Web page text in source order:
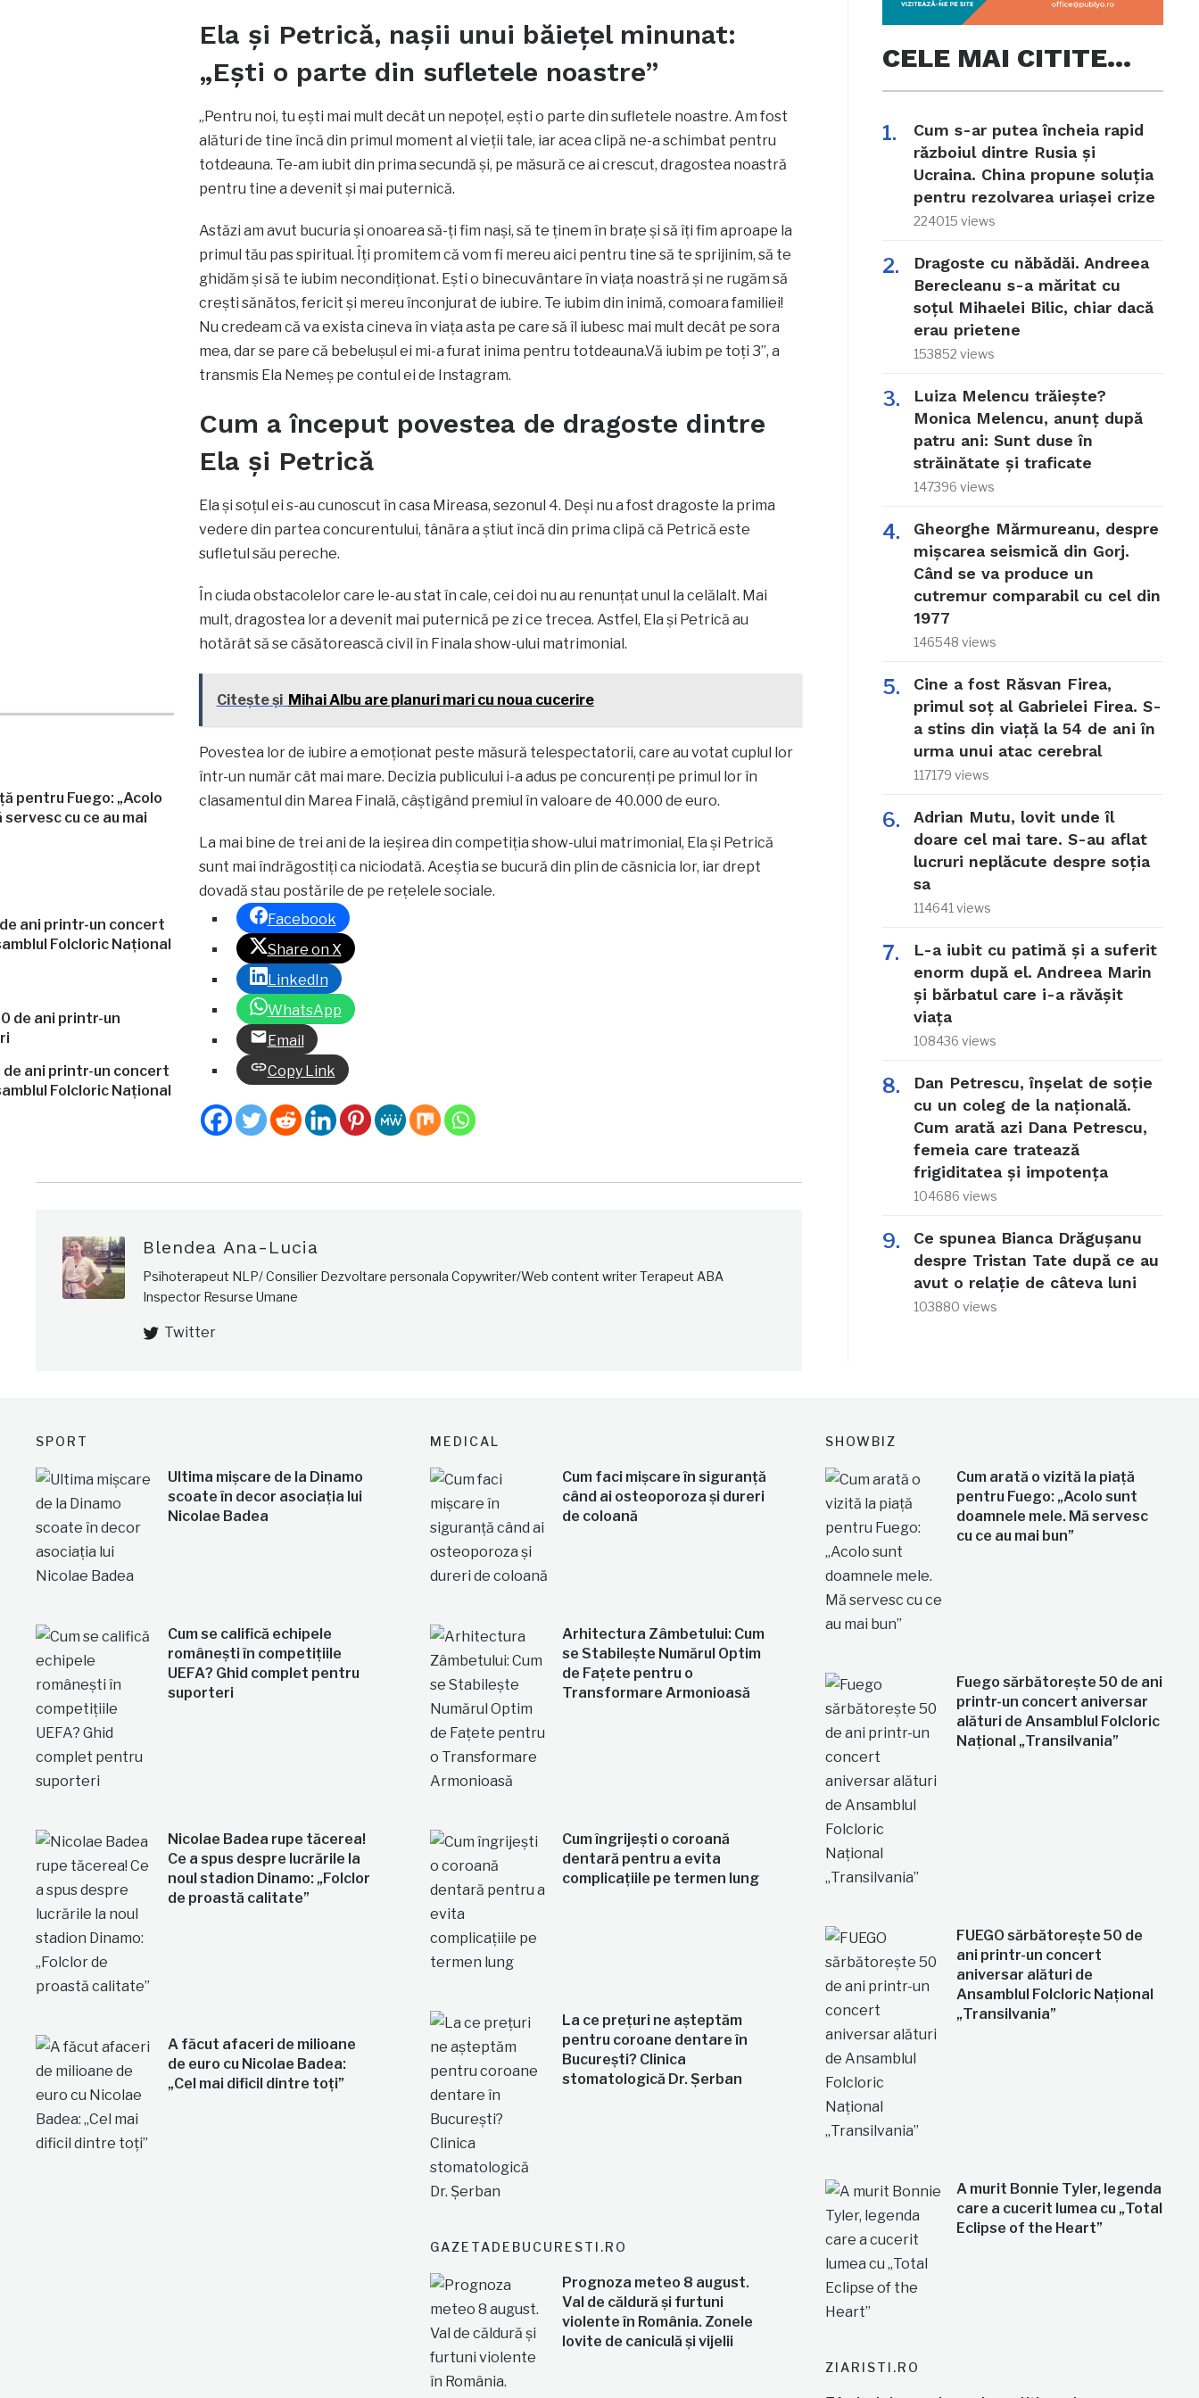
pentru Fuego: „Acolo
cu ce au mai
ani printr-un concert
Folcloric Național
de ani printr-un concert
Folcloric Național
Ela și Petrică, nașii unui băiețel minunat:
„Ești o parte din sufletele noastre”
„Pentru noi, tu ești mai mult decât un nepoțel, ești o parte din sufletele noastre. Am fost
alături de tine încă din primul moment al vieții tale, iar acea clipă ne-a schimbat pentru
totdeauna. Te-am iubit din prima secundă și, pe măsură ce ai crescut, dragostea noastră
pentru tine a devenit și mai puternică.
Astăzi am avut bucuria și onoarea să-ți fim nași, să te ținem în brațe și să îți fim aproape la
primul tău pas spiritual. Îți promitem că vom fi mereu aici pentru tine să te sprijinim, să te
ghidăm și să te iubim necondiționat. Ești o binecuvântare în viața noastră și ne rugăm să
crești sănătos, fericit și mereu înconjurat de iubire. Te iubim din inimă, comoara familiei!
Nu credeam că va exista cineva în viața asta pe care să îl iubesc mai mult decât pe sora
mea, dar se pare că bebelușul ei mi-a furat inima pentru totdeauna.Vă iubim pe toți 3”, a
transmis Ela Nemeș pe contul ei de Instagram.
Cum a început povestea de dragoste dintre
Ela și Petrică
Ela și soțul ei s-au cunoscut în casa Mireasa, sezonul 4. Deși nu a fost dragoste la prima
vedere din partea concurentului, tânăra a știut încă din prima clipă că Petrică este
sufletul său pereche.
În ciuda obstacolelor care le-au stat în cale, cei doi nu au renunțat unul la celălalt. Mai
mult, dragostea lor a devenit mai puternică pe zi ce trecea. Astfel, Ela și Petrică au
hotărât să se căsătorească civil în Finala show-ului matrimonial.
Citește și Mihai Albu are planuri mari cu noua cucerire
Povestea lor de iubire a emoționat peste măsură telespectatorii, care au votat cuplul lor
într-un număr cât mai mare. Decizia publicului i-a adus pe concurenți pe primul lor în
clasamentul din Marea Finală, câștigând premiul în valoare de 40.000 de euro.
La mai bine de trei ani de la ieșirea din competiția show-ului matrimonial, Ela și Petrică
sunt mai îndrăgostiți ca niciodată. Aceștia se bucură din plin de căsnicia lor, iar drept
dovadă stau postările de pe rețelele sociale.
Facebook
Share on X
LinkedIn
WhatsApp
Email
Copy Link
Blendea Ana-Lucia
Psihoterapeut NLP/ Consilier Dezvoltare personala Copywriter/Web content writer Terapeut ABA
Inspector Resurse Umane
Twitter
CELE MAI CITITE…
Cum s-ar putea încheia rapid
războiul dintre Rusia și
Ucraina. China propune soluția
pentru rezolvarea uriașei crize
224015 views
Dragoste cu năbădăi. Andreea
Berecleanu s-a măritat cu
soțul Mihaelei Bilic, chiar dacă
erau prietene
153852 views
Luiza Melencu trăiește?
Monica Melencu, anunț după
patru ani: Sunt duse în
străinătate și traficate
147396 views
Gheorghe Mărmureanu, despre
mișcarea seismică din Gorj.
Când se va produce un
cutremur comparabil cu cel din
1977
146548 views
Cine a fost Răsvan Firea,
primul soț al Gabrielei Firea. S-
a stins din viață la 54 de ani în
urma unui atac cerebral
117179 views
Adrian Mutu, lovit unde îl
doare cel mai tare. S-au aflat
lucruri neplăcute despre soția
sa
114641 views
L-a iubit cu patimă și a suferit
enorm după el. Andreea Marin
și bărbatul care i-a răvășit
viața
108436 views
Dan Petrescu, înșelat de soție
cu un coleg de la națională.
Cum arată azi Dana Petrescu,
femeia care tratează
frigiditatea și impotența
104686 views
Ce spunea Bianca Drăgușanu
despre Tristan Tate după ce au
avut o relație de câteva luni
103880 views
SPORT
Ultima mișcare de la Dinamo
scoate în decor asociația lui
Nicolae Badea
Cum se califică echipele
românești în competițiile
UEFA? Ghid complet pentru
suporteri
Nicolae Badea rupe tăcerea!
Ce a spus despre lucrările la
noul stadion Dinamo: „Folclor
de proastă calitate”
A făcut afaceri de milioane
de euro cu Nicolae Badea:
„Cel mai dificil dintre toți”
MEDICAL
Cum faci mișcare în siguranță
când ai osteoporoza și dureri
de coloană
Arhitectura Zâmbetului: Cum
se Stabilește Numărul Optim
de Fațete pentru o
Transformare Armonioasă
Cum îngrijești o coroană
dentară pentru a evita
complicațiile pe termen lung
La ce prețuri ne așteptăm
pentru coroane dentare în
București? Clinica
stomatologică Dr. Șerban
GAZETADEBUCURESTI.RO
Prognoza meteo 8 august.
Val de căldură și furtuni
violente în România. Zonele
lovite de caniculă și vijelii
SHOWBIZ
Cum arată o vizită la piață
pentru Fuego: „Acolo sunt
doamnele mele. Mă servesc
cu ce au mai bun”
Fuego sărbătorește 50 de ani
printr-un concert aniversar
alături de Ansamblul Folcloric
Național „Transilvania”
FUEGO sărbătorește 50 de
ani printr-un concert
aniversar alături de
Ansamblul Folcloric Național
„Transilvania”
A murit Bonnie Tyler, legenda
care a cucerit lumea cu „Total
Eclipse of the Heart”
ZIARISTI.RO